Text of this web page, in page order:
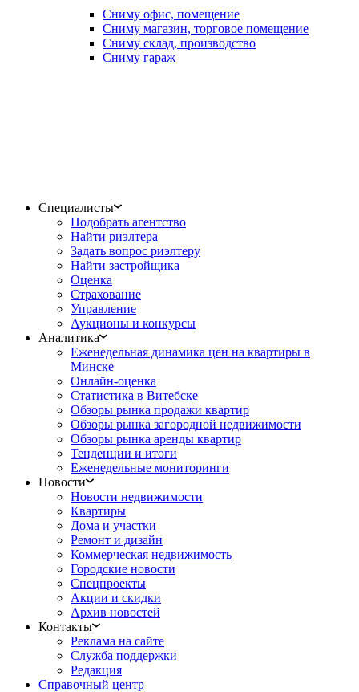
Сниму офис, помещение
Сниму магазин, торговое помещение
Сниму склад, производство
Сниму гараж
Специалисты
Подобрать агентство
Найти риэлтера
Задать вопрос риэлтеру
Найти застройщика
Оценка
Страхование
Управление
Аукционы и конкурсы
Аналитика
Еженедельная динамика цен на квартиры в
Минске
Онлайн-оценка
Статистика в Витебске
Обзоры рынка продажи квартир
Обзоры рынка загородной недвижимости
Обзоры рынка аренды квартир
Тенденции и итоги
Еженедельные мониторинги
Новости
Новости недвижимости
Квартиры
Дома и участки
Ремонт и дизайн
Коммерческая недвижимость
Городские новости
Спецпроекты
Акции и скидки
Архив новостей
Контакты
Реклама на сайте
Служба поддержки
Редакция
Справочный центр